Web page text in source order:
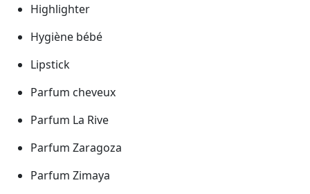
Highlighter
Hygiène bébé
Lipstick
Parfum cheveux
Parfum La Rive
Parfum Zaragoza
Parfum Zimaya